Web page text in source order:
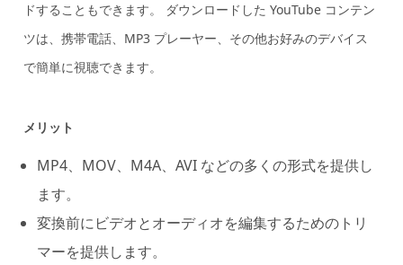
ドすることもできます。 ダウンロードした YouTube コンテン
ツは、携帯電話、MP3 プレーヤー、その他お好みのデバイス
で簡単に視聴できます。
メリット
MP4、MOV、M4A、AVI などの多くの形式を提供し
ます。
変換前にビデオとオーディオを編集するためのトリ
マーを提供します。